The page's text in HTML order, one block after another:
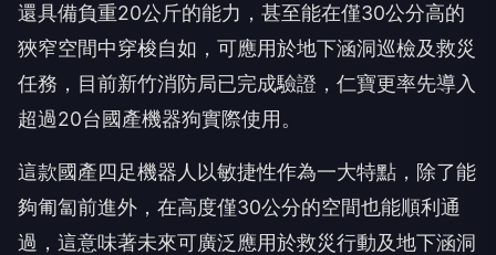
還具備負重20公斤的能力，甚至能在僅30公分高的
狹窄空間中穿梭自如，可應用於地下涵洞巡檢及救災
任務，目前新竹消防局已完成驗證，仁寶更率先導入
超過20台國產機器狗實際使用。
這款國產四足機器人以敏捷性作為一大特點，除了能
夠匍匐前進外，在高度僅30公分的空間也能順利通
過，這意味著未來可廣泛應用於救災行動及地下涵洞